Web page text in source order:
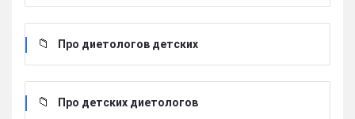
Про диетологов детских
Про детских диетологов